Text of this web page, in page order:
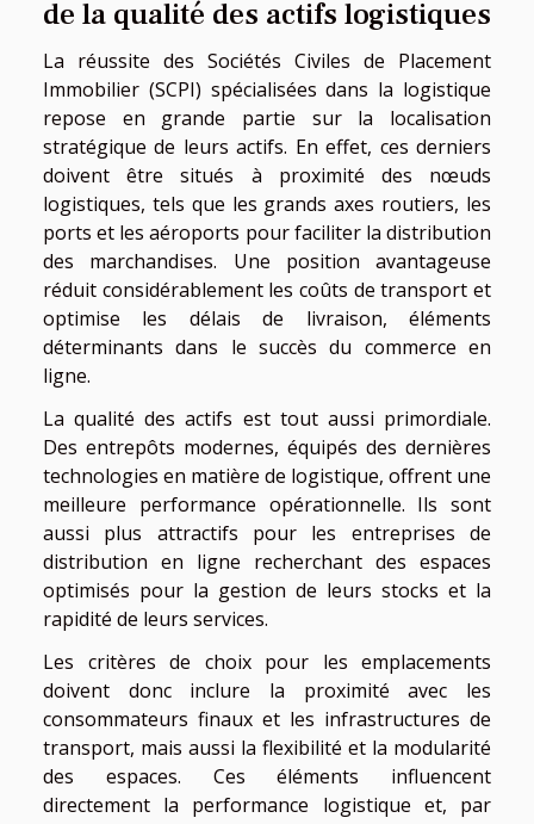
de la qualité des actifs logistiques
La réussite des Sociétés Civiles de Placement
Immobilier (SCPI) spécialisées dans la logistique
repose en grande partie sur la localisation
stratégique de leurs actifs. En effet, ces derniers
doivent être situés à proximité des nœuds
logistiques, tels que les grands axes routiers, les
ports et les aéroports pour faciliter la distribution
des marchandises. Une position avantageuse
réduit considérablement les coûts de transport et
optimise les délais de livraison, éléments
déterminants dans le succès du commerce en
ligne.
La qualité des actifs est tout aussi primordiale.
Des entrepôts modernes, équipés des dernières
technologies en matière de logistique, offrent une
meilleure performance opérationnelle. Ils sont
aussi plus attractifs pour les entreprises de
distribution en ligne recherchant des espaces
optimisés pour la gestion de leurs stocks et la
rapidité de leurs services.
Les critères de choix pour les emplacements
doivent donc inclure la proximité avec les
consommateurs finaux et les infrastructures de
transport, mais aussi la flexibilité et la modularité
des espaces. Ces éléments influencent
directement la performance logistique et, par